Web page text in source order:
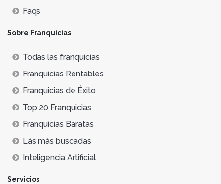
Faqs
Sobre Franquicias
Todas las franquicias
Franquicias Rentables
Franquicias de Éxito
Top 20 Franquicias
Franquicias Baratas
Lás más buscadas
Inteligencia Artificial
Servicios